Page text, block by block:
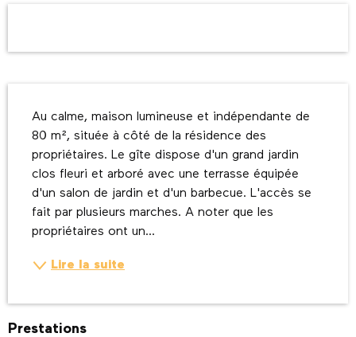
Au calme, maison lumineuse et indépendante de
80 m², située à côté de la résidence des
propriétaires. Le gîte dispose d'un grand jardin
clos fleuri et arboré avec une terrasse équipée
d'un salon de jardin et d'un barbecue. L'accès se
fait par plusieurs marches. A noter que les
propriétaires ont un...
Lire la suite
Prestations